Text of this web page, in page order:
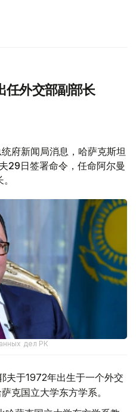
任外交部副部长
统府新闻局消息，哈萨克斯坦
29日签署命令，任命阿尔曼
дел РК
夫于1972年出生于一个外交
克国立大学东方学系。